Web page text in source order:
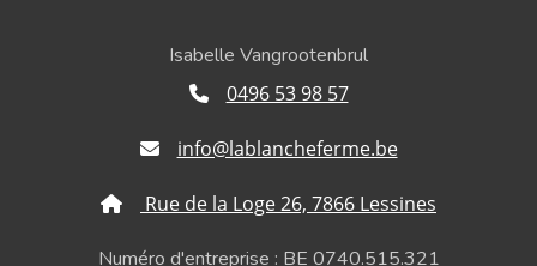
Isabelle Vangrootenbrul
0496 53 98 57
info@lablancheferme.be
Rue de la Loge 26, 7866 Lessines
Numéro d'entreprise : BE 0740.515.321